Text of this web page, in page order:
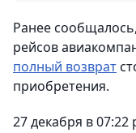
Ранее
рейсов
полный возврат
приобретения.
27 декабря в